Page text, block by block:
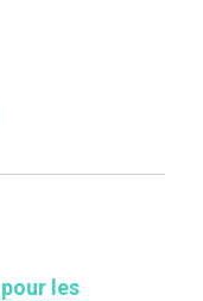
les